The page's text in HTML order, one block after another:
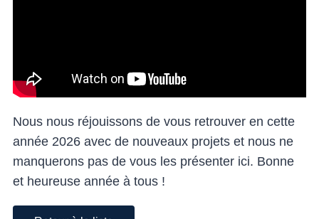
Nous nous réjouissons de vous retrouver en cette
année 2026 avec de nouveaux projets et nous ne
manquerons pas de vous les présenter ici. Bonne
et heureuse année à tous !